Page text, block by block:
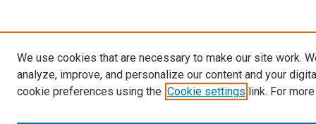
We use cookies that are necessary to make our site work.
analyze, improve, and personalize our content and your
cookie preferences using the Cookie settings link. For